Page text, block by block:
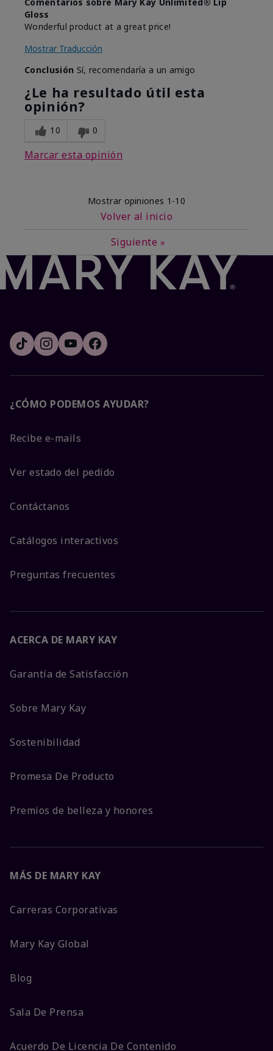
Gloss
Wonderful product at a great price!
Mostrar Traducción
Conclusión Sí, recomendaría a un amigo
¿Le ha resultado útil esta
opinión?
10 0
Marcar esta opinión
Mostrar opiniones 1-10
Volver al inicio
Siguiente »
¿CÓMO PODEMOS AYUDAR?
Recibe e-mails
Ver estado del pedido
Contáctanos
Catálogos interactivos
Preguntas frecuentes
ACERCA DE MARY KAY
Garantía de Satisfacción
Sobre Mary Kay
Sostenibilidad
Promesa De Producto
Premios de belleza y honores
MÁS DE MARY KAY
Carreras Corporativas
Mary Kay Global
Blog
Sala De Prensa
Acuerdo De Licencia De Contenido